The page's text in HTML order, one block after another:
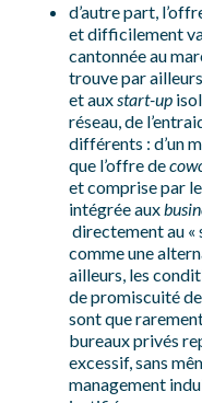
d’autre part,
et difficilement
cantonnée au
trouve par
et auxstart-up
réseau, de
différents : d’un
que l’offre de
et comprise par
intégrée aux
directement au «
comme une
ailleurs, les
de promiscuité
sont que
bureaux privés
excessif, sans
management